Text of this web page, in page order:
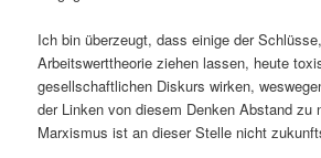
Ich bin überzeugt, dass einige der
Arbeitswerttheorie ziehen lassen, heute
gesellschaftlichen Diskurs wirken,
der Linken von diesem Denken Abstand zu
Marxismus ist an dieser Stelle nicht